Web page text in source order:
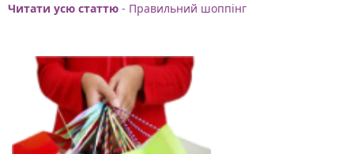
Читати усю статтю - Правильний шоппінг